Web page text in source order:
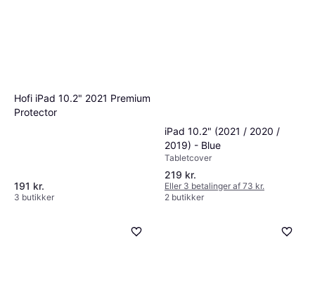
Hofi iPad 10.2" 2021 Premium
Protector
191 kr.
3 butikker
iPad 10.2" (2021 / 2020 /
2019) - Blue
Tabletcover
219 kr.
Eller 3 betalinger af 73 kr.
2 butikker